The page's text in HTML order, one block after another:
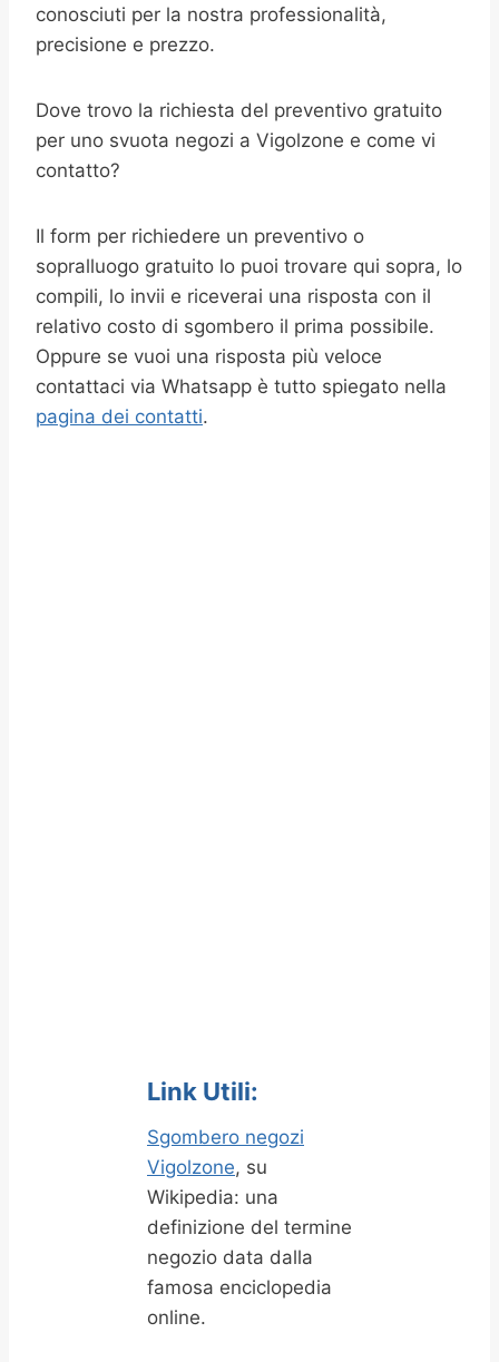
conosciuti per la nostra professionalità,
precisione e prezzo.
Dove trovo la richiesta del preventivo gratuito
per uno svuota negozi a Vigolzone e come vi
contatto?
Il form per richiedere un preventivo o
sopralluogo gratuito lo puoi trovare qui sopra, lo
compili, lo invii e riceverai una risposta con il
relativo costo di sgombero il prima possibile.
Oppure se vuoi una risposta più veloce
contattaci via Whatsapp è tutto spiegato nella
pagina dei contatti.
Link Utili:
Sgombero negozi
Vigolzone, su
Wikipedia: una
definizione del termine
negozio data dalla
famosa enciclopedia
online.